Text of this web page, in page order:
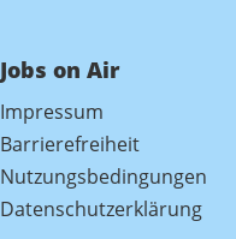
Jobs on Air
Impressum
Barrierefreiheit
Nutzungsbedingungen
Datenschutzerklärung